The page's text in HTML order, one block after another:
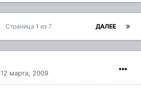
ДАЛЕЕ
Страница 1 из 7
12 марта, 2009